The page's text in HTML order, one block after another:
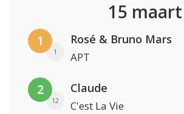
15
1
1
Rosé & Bruno Mars
APT
2
12
Claude
C'est La Vie